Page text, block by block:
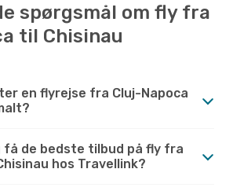
spørgsmål om fly fra
til Chisinau
en flyrejse fra Cluj-Napoca
få de bedste tilbud på fly fra
hos Travellink?